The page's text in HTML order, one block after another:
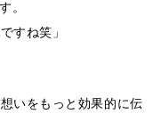
。
すね笑」
いをもっと効果的に伝